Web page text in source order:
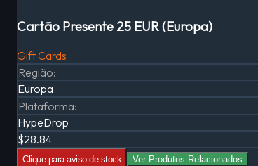
Cartão Presente 25 EUR (Europa)
Gift Cards
Região:
Europa
Plataforma:
HypeDrop
$28.84
Clique para aviso de stock Ver Produtos Relacionados